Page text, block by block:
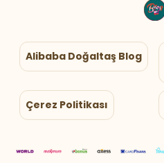
Alibaba Doğaltaş Blog
Çerez Politikası